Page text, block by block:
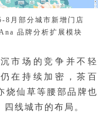
8月部分城市新增门店
品牌分析扩展模块
市场的竞争并不轻
在持续加密，茶百
烧仙草等腰部品牌也
线城市的布局。